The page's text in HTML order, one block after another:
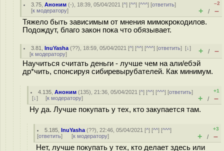
3.75 ,Аноним (-), 18:39, 05/04/2021 [^] [^^] [^^^] [ответить]
[к модератору]
–2
+ / –
Тяжело быть зависимым от мнения мимокрокодилов.
Подождут, благо закон пока что обязывает.
3.81 ,InuYasha (??), 18:59, 05/04/2021 [^] [^^] [^^^] [ответить][↓]
[к модератору] + / –
Научиться считать деньги - лучше чем на али/ебэй
др*чить, спонсируя сибиревырубателей. Как минимум.
4.135 ,Аноним (135), 21:36, 05/04/2021 [^] [^^] [^^^] [ответить]
[↓] [к модератору]
+1
+ / –
Ну да. Лучше покупать у тех, кто закупается там.
5.185 ,InuYasha (??), 22:46, 05/04/2021 [^] [^^] [^^^]
[ответить] [к модератору]
+3
+ / –
Нет, лучше покупать у тех, кто делает здесь или